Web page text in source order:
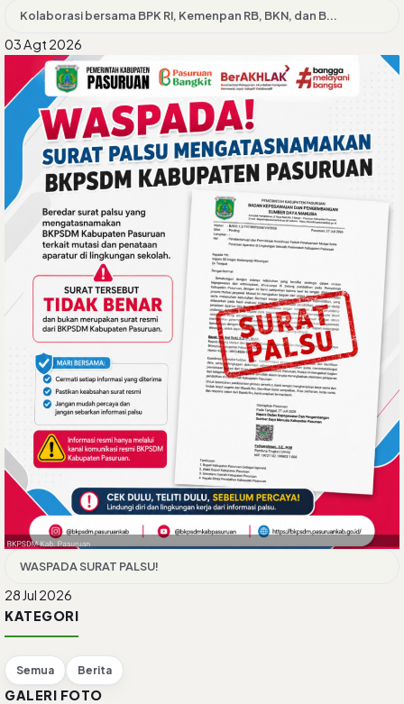
Kolaborasi bersama BPK RI, Kemenpan RB, BKN, dan B...
03 Agt 2026
WASPADA SURAT PALSU!
28 Jul 2026
KATEGORI
Semua Berita
GALERI FOTO